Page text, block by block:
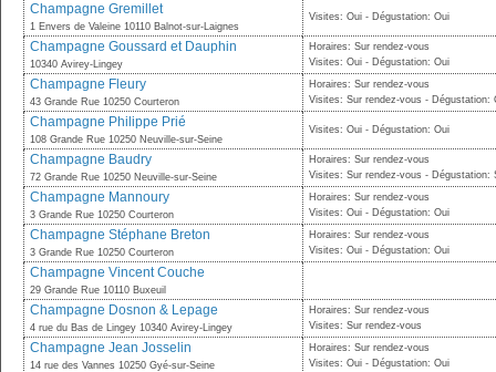
Champagne Gremillet
1 Envers de Valeine 10110 Balnot-sur-Laignes
Visites: Oui - Dégustation: Oui
Champagne Goussard et Dauphin
10340 Avirey-Lingey
Horaires: Sur rendez-vous
Visites: Oui - Dégustation: Oui
Champagne Fleury
43 Grande Rue 10250 Courteron
Horaires: Sur rendez-vous
Visites: Sur rendez-vous - Dégustation:
Champagne Philippe Prié
108 Grande Rue 10250 Neuville-sur-Seine
Visites: Oui - Dégustation: Oui
Champagne Baudry
72 Grande Rue 10250 Neuville-sur-Seine
Horaires: Sur rendez-vous
Visites: Sur rendez-vous - Dégustation:
Champagne Mannoury
3 Grande Rue 10250 Courteron
Horaires: Sur rendez-vous
Visites: Oui - Dégustation: Oui
Champagne Stéphane Breton
3 Grande Rue 10250 Courteron
Horaires: Sur rendez-vous
Visites: Oui - Dégustation: Oui
Champagne Vincent Couche
29 Grande Rue 10110 Buxeuil
Champagne Dosnon & Lepage
4 rue du Bas de Lingey 10340 Avirey-Lingey
Horaires: Sur rendez-vous
Visites: Sur rendez-vous
Champagne Jean Josselin
14 rue des Vannes 10250 Gyé-sur-Seine
Horaires: Sur rendez-vous
Visites: Oui - Dégustation: Oui